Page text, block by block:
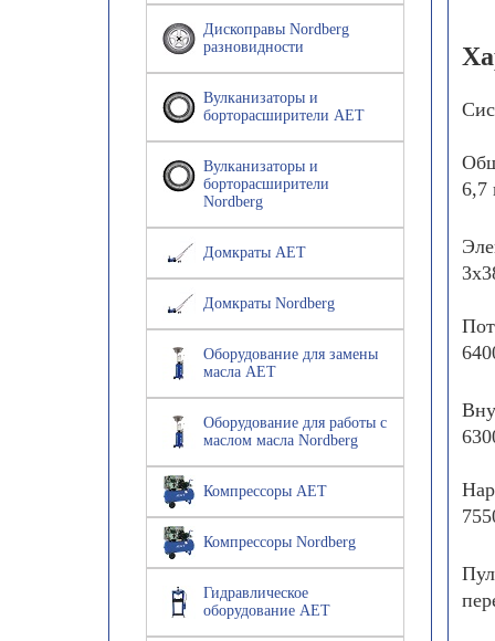
Дископравы Nordberg
разновидности
Вулканизаторы и
борторасширители AET
Вулканизаторы и
борторасширители
Nordberg
Домкраты AET
Домкраты Nordberg
Оборудование для замены
масла AET
Оборудование для работы с
маслом масла Nordberg
Компрессоры AET
Компрессоры Nordberg
Гидравлическое
оборудование AET
6,7